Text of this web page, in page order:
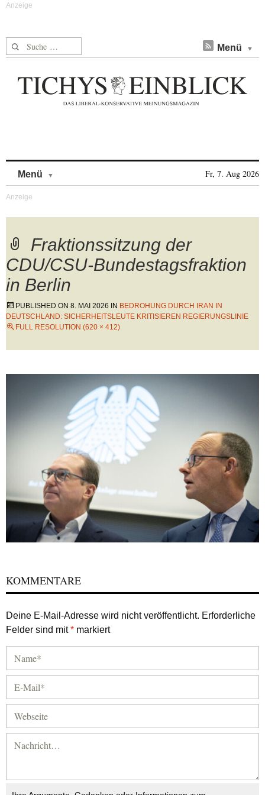
Suche nach: Menü
Menü Fr, 7. Aug 2026
Fraktionssitzung der
CDU/CSU-Bundestagsfraktion
in Berlin
PUBLISHED ON 8. MAI 2026 IN BEDROHUNG DURCH IRAN IN
DEUTSCHLAND: SICHERHEITSLEUTE KRITISIEREN REGIERUNGSLINIE
FULL RESOLUTION (620 × 412)
KOMMENTARE
Deine E-Mail-Adresse wird nicht veröffentlicht. Erforderliche
Felder sind mit* markiert